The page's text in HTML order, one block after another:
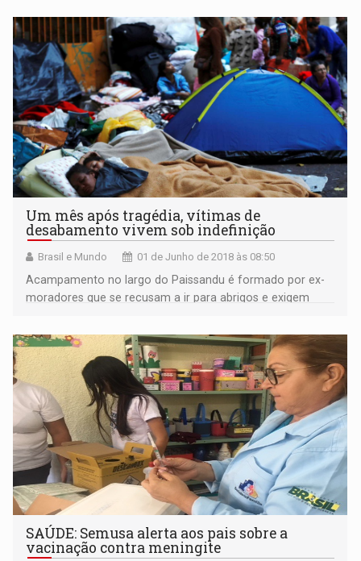
Um mês após tragédia, vítimas de
desabamento vivem sob indefinição
Brasil e Mundo 01 de Junho de 2018 às 08:50
Acampamento no largo do Paissandu é formado por ex-
moradores que se recusam a ir para abrigos e exigem
SAÚDE: Semusa alerta aos pais sobre a
vacinação contra meningite